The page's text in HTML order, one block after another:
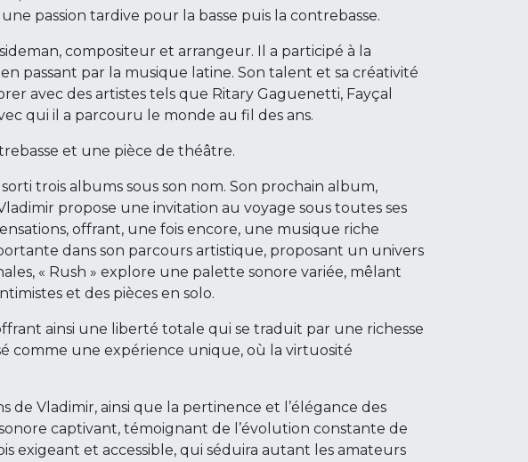
passion tardive pour la basse puis la contrebasse.
compositeur et arrangeur. Il a participé à la
passant par la musique latine. Son talent et sa créativité
avec des artistes tels que Ritary Gaguenetti, Fayçal
qui il a parcouru le monde au fil des ans.
et une pièce de théâtre.
trois albums sous son nom. Son prochain album,
propose une invitation au voyage sous toutes ses
offrant, une fois encore, une musique riche
dans son parcours artistique, proposant un univers
« Rush » explore une palette sonore variée, mêlant
et des pièces en solo.
ainsi une liberté totale qui se traduit par une richesse
comme une expérience unique, où la virtuosité
Vladimir, ainsi que la pertinence et l’élégance des
captivant, témoignant de l’évolution constante de
exigeant et accessible, qui séduira autant les amateurs